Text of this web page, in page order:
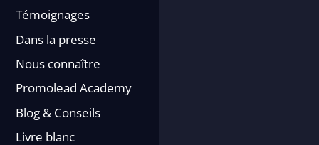
Témoignages
Dans la presse
Nous connaître
Promolead Academy
Blog & Conseils
Livre blanc